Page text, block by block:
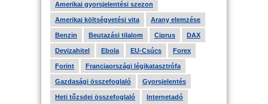
Amerikai gyorsjelentési szezon
Amerikai költségvetési vita Arany elemzése
Benzin Beutazási tilalom Ciprus DAX
Devizahitel Ebola EU-Csúcs Forex
Forint Franciaországi légikatasztrófa
Gazdasági összefoglaló Gyorsjelentés
Heti tőzsdei összefoglaló Internetadó